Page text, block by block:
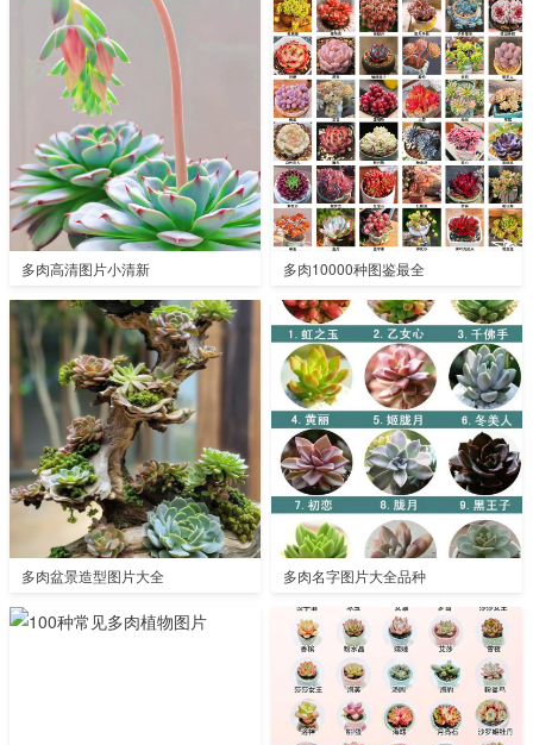
多肉高清图片小清新 多肉10000种图鉴最全
多肉盆景造型图片大全 多肉名字图片大全品种